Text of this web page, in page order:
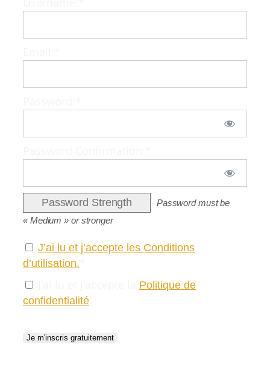
Password Strength
Password must be
« Medium » or stronger
J’ai lu et j’accepte les Conditions
d’utilisation.
Politique de
confidentialité
No val